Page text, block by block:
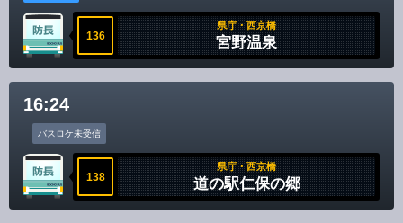
BUSit使用指南
免责事项
136
県庁・西京橋
宮野温泉
16:24
バスロケ未受信
138
県庁・西京橋
道の駅仁保の郷